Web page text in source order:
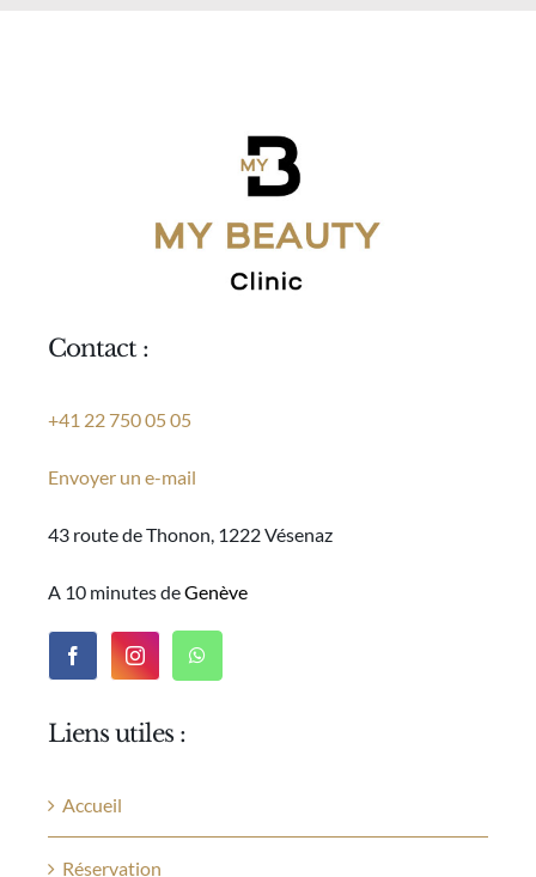
Contact :
+41 22 750 05 05
Envoyer un e-mail
43 route de Thonon, 1222 Vésenaz
A 10 minutes deGenève
Liens utiles :
Accueil
Réservation